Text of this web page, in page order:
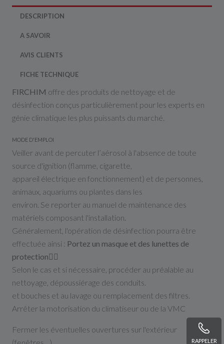
RAPPELER
DESCRIPTION
A SAVOIR
AVIS CLIENTS
FICHE TECHNIQUE
FIRCHIM offre des produits de nettoyage et de
désinfection conçus particulièrement pour les experts en
génie climatique les plus puissants du marché.
MODE D'EMPLOI
Veiller avant de percuter l’aérosol à l'absence de toute
source d'ignition (flamme, cigarette,
appareil électrique en fonctionnement) et de personnes,
animaux, aquariums ou plantes dans les
environ. Se reporter au manuel de maintenance des
matériels composant l'installation.
Généralement, l'opération de désinfection pourra être
effectuée ainsi : Portez un masque et des lunettes de
protection👷‍♂️
Selon le cas et si nécessaire, procéder au préalable au
nettoyage, dépoussiérage des conduits.
et bouches et au lavage ou remplacement des filtres.
Arrêter la motorisation du climatiseur ou de la VMC
Fermer les éventuelles ouvertures sur l'extérieur